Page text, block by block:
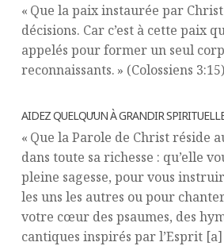
« Que la paix instaurée par
décisions. Car c’est à cette paix
appelés pour former un seul
reconnaissants. » (Colossiens 3:15)
AIDEZ QUELQU’UN À GRANDIR
« Que la Parole de Christ réside
dans toute sa richesse : qu’elle
pleine sagesse, pour vous
les uns les autres ou pour
votre cœur des psaumes, des
cantiques inspirés par l’Esprit